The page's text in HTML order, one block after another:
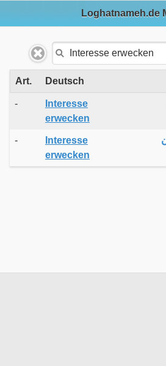
Loghatnameh.de
Art. Deutsch
-
Interesse
erwecken
-
Interesse
erwecken